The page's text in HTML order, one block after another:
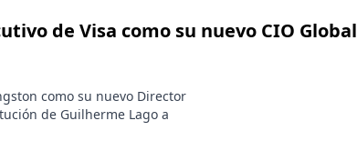
de Visa como su nuevo CIO Global
como su nuevo Director
de Guilherme Lago a